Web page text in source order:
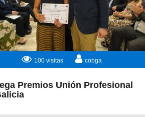
100 visitas cobga
Premios Unión Profesional